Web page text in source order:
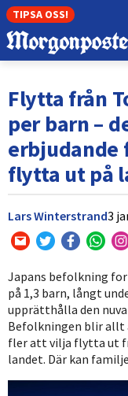
TIPSA OSS!
Flytta från
per barn –
erbjudande
flytta ut på
Lars Winterstrand3
Japans befolkning
på 1,3 barn, långt
upprätthålla den
Befolkningen blir allt
fler att vilja flytta ut
landet. Där kan